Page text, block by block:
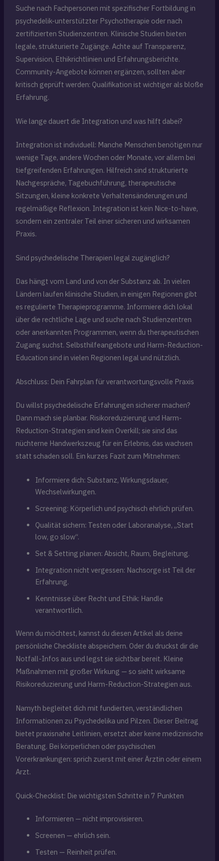
Suche nach Fachpersonen mit spezifischer Fortbildung in
psychedelik-unterstützter Psychotherapie oder nach
zertifizierten Studienzentren. Klinische Studien bieten
legale, strukturierte Zugänge. Achte auf Transparenz,
Supervision, Ethikrichtlinien und Erfahrungsberichte.
Community-Angebote können ergänzen, sollten aber
kritisch geprüft werden: Qualifikation ist wichtiger als bloße
Erfahrung.
Wie lange dauert die Integration und was hilft dabei?
Integration ist individuell: Manche Menschen benötigen nur
wenige Tage, andere Wochen oder Monate, vor allem bei
tiefgreifenden Erfahrungen. Hilfreich sind strukturierte
Nachgespräche, Tagebuchführung, therapeutische
Sitzungen, kleine konkrete Verhaltensänderungen und
regelmäßige Reflexion. Integration ist kein Nice-to-have,
sondern ein zentraler Teil einer sicheren und wirksamen
Praxis.
Sind psychedelische Therapien legal zugänglich?
Das hängt vom Land und von der Substanz ab. In vielen
Ländern laufen klinische Studien, in einigen Regionen gibt
es regulierte Therapieprogramme. Informiere dich lokal
über die rechtliche Lage und suche nach Studienzentren
oder anerkannten Programmen, wenn du therapeutischen
Zugang suchst. Selbsthilfeangebote und Harm-Reduction-
Education sind in vielen Regionen legal und nützlich.
Abschluss: Dein Fahrplan für verantwortungsvolle Praxis
Du willst psychedelische Erfahrungen sicherer machen?
Dann mach sie planbar. Risikoreduzierung und Harm-
Reduction-Strategien sind kein Overkill; sie sind das
nüchterne Handwerkszeug für ein Erlebnis, das wachsen
statt schaden soll. Ein kurzes Fazit zum Mitnehmen:
Informiere dich: Substanz, Wirkungsdauer,
Wechselwirkungen.
Screening: Körperlich und psychisch ehrlich prüfen.
Qualität sichern: Testen oder Laboranalyse, „Start
low, go slow“.
Set & Setting planen: Absicht, Raum, Begleitung.
Integration nicht vergessen: Nachsorge ist Teil der
Erfahrung.
Kenntnisse über Recht und Ethik: Handle
verantwortlich.
Wenn du möchtest, kannst du diesen Artikel als deine
persönliche Checkliste abspeichern. Oder du druckst dir die
Notfall-Infos aus und legst sie sichtbar bereit. Kleine
Maßnahmen mit großer Wirkung — so sieht wirksame
Risikoreduzierung und Harm-Reduction-Strategien aus.
Namyth begleitet dich mit fundierten, verständlichen
Informationen zu Psychedelika und Pilzen. Dieser Beitrag
bietet praxisnahe Leitlinien, ersetzt aber keine medizinische
Beratung. Bei körperlichen oder psychischen
Vorerkrankungen: sprich zuerst mit einer Ärztin oder einem
Arzt.
Quick-Checklist: Die wichtigsten Schritte in 7 Punkten
Informieren — nicht improvisieren.
Screenen — ehrlich sein.
Testen — Reinheit prüfen.